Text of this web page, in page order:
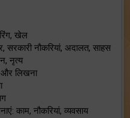
खेल
सरकारी नौकरियां, अदालत, साहस
नृत्य
और लिखना
काम, नौकरियां, व्यवसाय